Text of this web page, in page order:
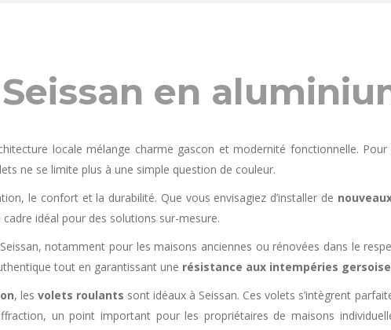
en
locale mélange charme gascon et modernité fonctionnelle.
ne se limite plus à une simple question de couleur.
le confort et la durabilité. Que vous envisagiez d’installer de
cadre idéal pour des solutions sur-mesure.
notamment pour les maisons anciennes ou rénovées dans le
tout en garantissant une résistance aux intempéries
, les volets roulants sont idéaux à Seissan. Ces volets s’intègrent
un point important pour les propriétaires de maisons